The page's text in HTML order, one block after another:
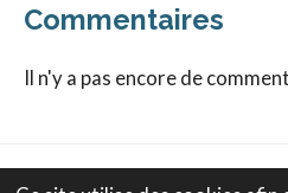
Commentaires
Il n'y a pas encore de